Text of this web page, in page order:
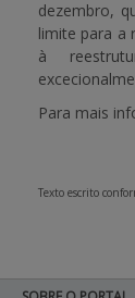
dezembro,
limite para a
à
Para mais
Texto escrito